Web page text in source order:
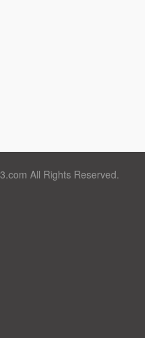
All Rights Reserved.